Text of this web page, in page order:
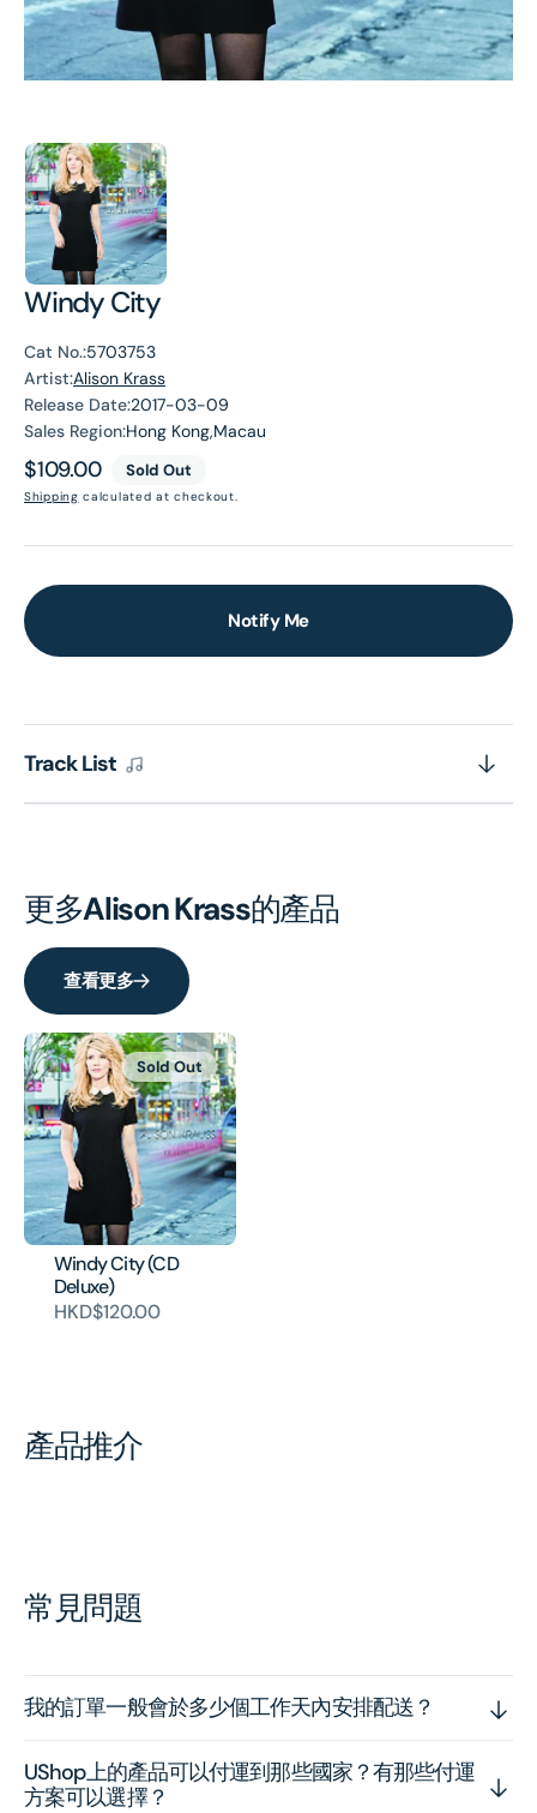
Windy City
Cat No.:5703753
Artist:Alison Krass
Release Date:2017-03-09
Sales Region:Hong Kong,Macau
Regular
price
$109.00 Sold Out
Shipping calculated at checkout.
Notify Me
Track List
更多Alison Krass的產品
查看更多
Windy City (CD
Deluxe)
HKD$120.00
Sold Out
產品推介
常見問題
我的訂單一般會於多少個工作天內安排配送？
UShop上的產品可以付運到那些國家？有那些付運
方案可以選擇？